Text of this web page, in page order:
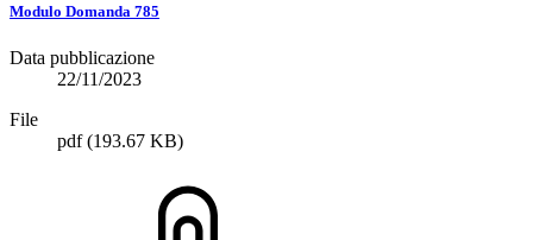
Modulo Domanda 785
Data pubblicazione
22/11/2023
File
pdf(193.67 KB)